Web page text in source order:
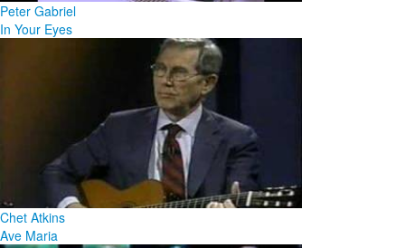
Peter Gabriel
In Your Eyes
Chet Atkins
Ave Maria